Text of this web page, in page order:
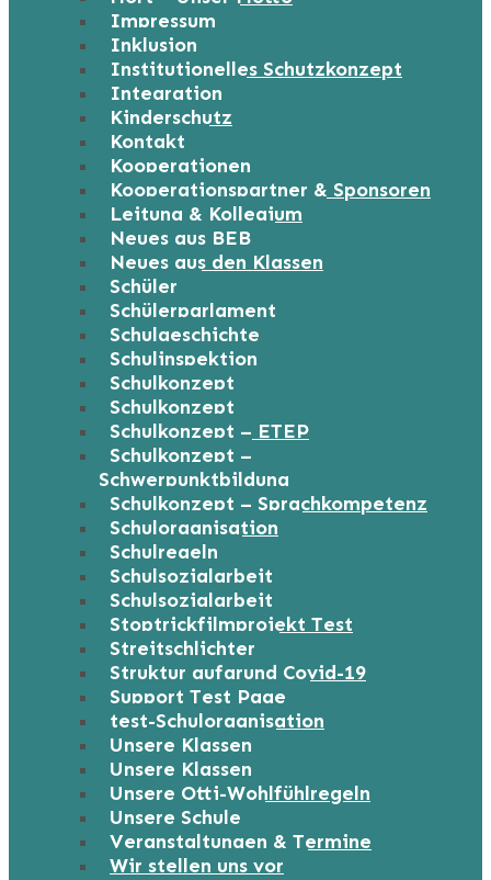
Impressum
Inklusion
Institutionelles Schutzkonzept
Integration
Kinderschutz
Kontakt
Kooperationen
Kooperationspartner & Sponsoren
Leitung & Kollegium
Neues aus BEB
Neues aus den Klassen
Schüler
Schülerparlament
Schulgeschichte
Schulinspektion
Schulkonzept
Schulkonzept
Schulkonzept – ETEP
Schulkonzept –
Schwerpunktbildung
Schulkonzept – Sprachkompetenz
Schulorganisation
Schulregeln
Schulsozialarbeit
Schulsozialarbeit
Stoptrickfilmprojekt Test
Streitschlichter
Struktur aufgrund Covid-19
Support Test Page
test-Schulorganisation
Unsere Klassen
Unsere Klassen
Unsere Otti-Wohlfühlregeln
Unsere Schule
Veranstaltungen & Termine
Wir stellen uns vor